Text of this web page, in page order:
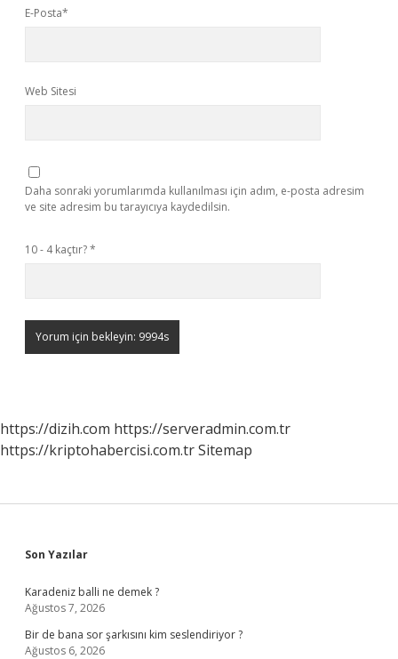
E-Posta*
Web Sitesi
Daha sonraki yorumlarımda kullanılması için adım, e-posta adresim
ve site adresim bu tarayıcıya kaydedilsin.
10 - 4 kaçtır?*
https://dizih.com https://serveradmin.com.tr
https://kriptohabercisi.com.trSitemap
Sidebar
Son Yazılar
Karadeniz balli ne demek ?
Ağustos 7, 2026
Bir de bana sor şarkısını kim seslendiriyor ?
Ağustos 6, 2026